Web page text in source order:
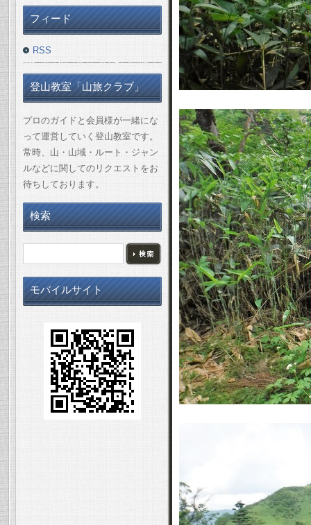
フィード
RSS
登山教室「山旅クラブ」
プロのガイドと会員様が一緒にな
って運営していく登山教室です。
常時、山・山域・ルート・ジャン
ルなどに関してのリクエストをお
待ちしております。
検索
モバイルサイト